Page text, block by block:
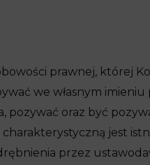
prawnej, której
we własnym imieniu
pozywać oraz być
jest
przez